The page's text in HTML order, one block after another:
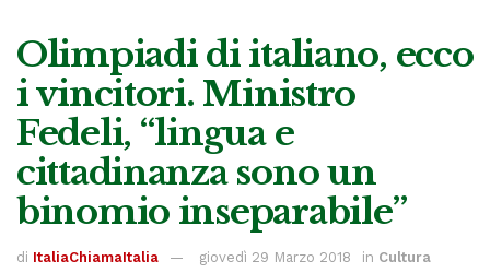
Olimpiadi di italiano, ecco
i vincitori. Ministro
Fedeli, “lingua e
cittadinanza sono un
binomio inseparabile”
di ItaliaChiamaItalia giovedì 29 Marzo 2018 in Cultura